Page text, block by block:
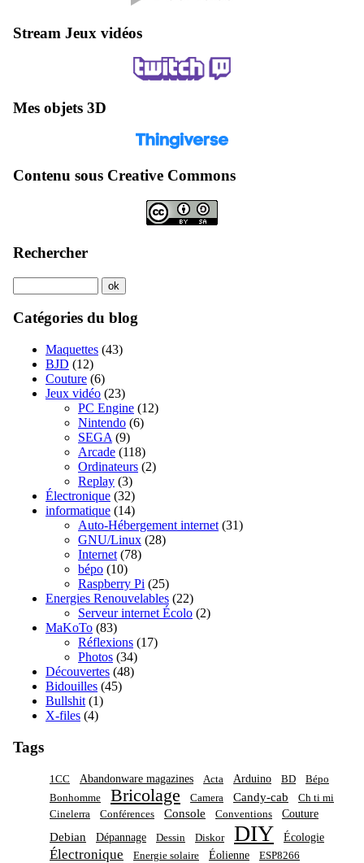
Stream Jeux vidéos
Mes objets 3D
Contenu sous Creative Commons
Rechercher
Catégories du blog
Maquettes (43)
BJD (12)
Couture (6)
Jeux vidéo (23)
PC Engine (12)
Nintendo (6)
SEGA (9)
Arcade (118)
Ordinateurs (2)
Replay (3)
Électronique (32)
informatique (14)
Auto-Hébergement internet (31)
GNU/Linux (28)
Internet (78)
bépo (10)
Raspberry Pi (25)
Energies Renouvelables (22)
Serveur internet Écolo (2)
MaKoTo (83)
Réflexions (17)
Photos (34)
Découvertes (48)
Bidouilles (45)
Bullshit (1)
X-files (4)
Tags
1CC Abandonware magazines Acta Arduino BD
Bépo
Bonhomme
Bricolage Camera Candy-cab
Ch ti mi
Cinelerra
Conférences Console Conventions Couture
Debian Dépannage Dessin Diskor DIY Écologie
Électronique Energie solaire Éolienne ESP8266